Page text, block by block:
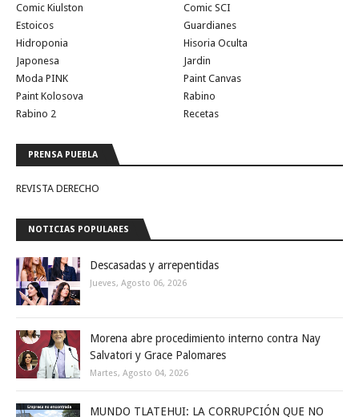
Comic Kiulston
Comic SCI
Estoicos
Guardianes
Hidroponia
Hisoria Oculta
Japonesa
Jardin
Moda PINK
Paint Canvas
Paint Kolosova
Rabino
Rabino 2
Recetas
PRENSA PUEBLA
REVISTA DERECHO
NOTICIAS POPULARES
Descasadas y arrepentidas
Jueves, Agosto 06, 2026
Morena abre procedimiento interno contra Nay
Salvatori y Grace Palomares
Martes, Agosto 04, 2026
MUNDO TLATEHUI: LA CORRUPCIÓN QUE NO